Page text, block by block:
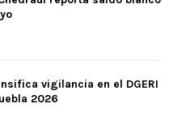
vigilancia en el DGERI
2026